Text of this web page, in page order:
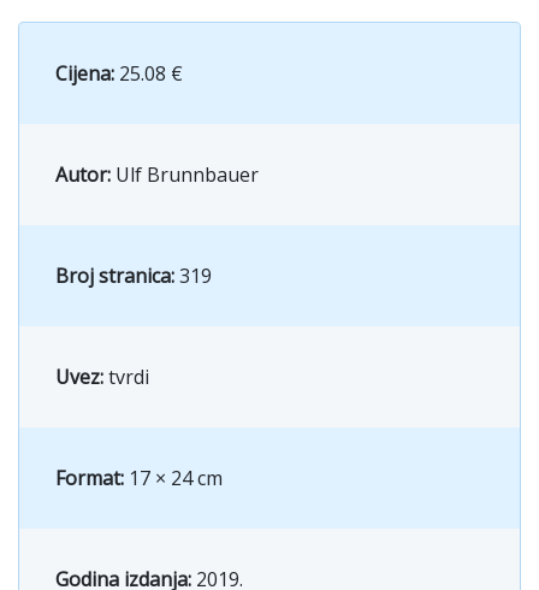
Cijena: 25.08 €
Autor: Ulf Brunnbauer
Broj stranica:319
Uvez:tvrdi
Format: 17 × 24 cm
Godina izdanja: 2019.